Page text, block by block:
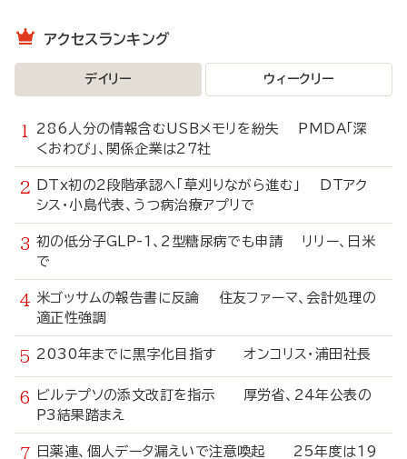
アクセスランキング
デイリー ウィークリー
286人分の情報含むUSBメモリを紛失 PMDA「深
くおわび」、関係企業は27社
DTx初の2段階承認へ「草刈りながら進む」 DTアク
シス・小島代表、うつ病治療アプリで
初の低分子GLP-1、2型糖尿病でも申請 リリー、日米
で
米ゴッサムの報告書に反論 住友ファーマ、会計処理の
適正性強調
2030年までに黒字化目指す オンコリス・浦田社長
ビルテプソの添文改訂を指示 厚労省、24年公表の
P3結果踏まえ
日薬連、個人データ漏えいで注意喚起 25年度は19